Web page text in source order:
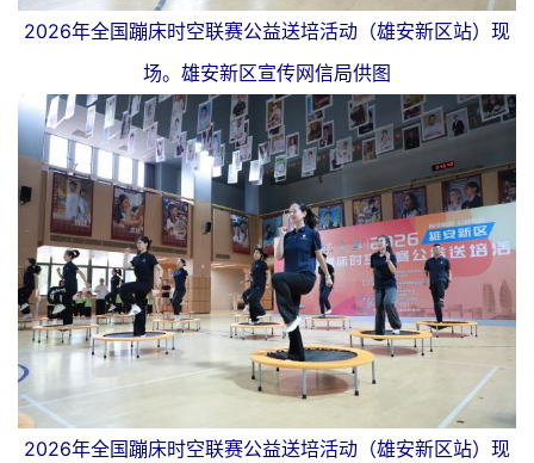
2026年全国蹦床时空联赛公益送培活动（雄安新区站）现
场。雄安新区宣传网信局供图
2026年全国蹦床时空联赛公益送培活动（雄安新区站）现